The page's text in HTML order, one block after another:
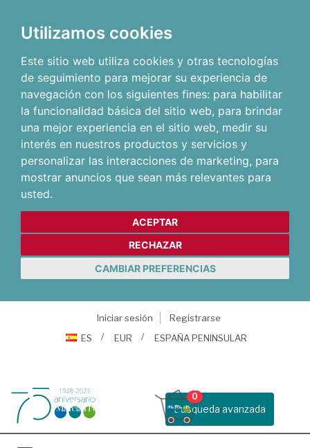
Utilizamos cookies
Este sitio web utiliza cookies y otras tecnologías
de seguimiento para mejorar su experiencia de
navegación con los siguientes fines: para habilitar
la funcionalidad básica del sitio web, para brindar
una mejor experiencia en el sitio web, medir su
interés en nuestros productos y servicios y
personalizar las interacciones de marketing, para
mostrar anuncios que sean más relevantes para
usted.
ACEPTAR
RECHAZAR
CAMBIAR PREFERENCIAS
Iniciar sesión
Registrarse
ES
EUR ESPAÑA PENINSULAR
Busqueda avanzada
0